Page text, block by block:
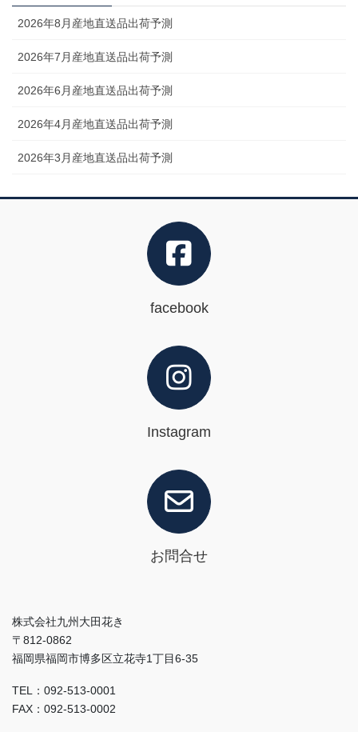
2026年8月産地直送品出荷予測
2026年7月産地直送品出荷予測
2026年6月産地直送品出荷予測
2026年4月産地直送品出荷予測
2026年3月産地直送品出荷予測
facebook
Instagram
お問合せ
株式会社九州大田花き
〒812-0862
福岡県福岡市博多区立花寺1丁目6-35
TEL：092-513-0001
FAX：092-513-0002